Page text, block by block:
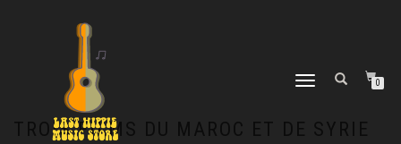
TOGGLE
0
TROIS FILMS DU MAROC ET DE SYRIE